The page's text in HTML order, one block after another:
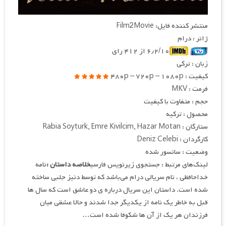
منتشر کننده فایل: Film2Movie
ژانر : درام
۶٫۲/۱۰ از ۴۱۲ رای
زبان : ترکی
کیفیت : ۴۸۰p – ۷۲۰p – ۱۰۸۰p
فرمت : MKV
حجم : متفاوت با کیفیت
محصول : ترکیه
ستارگان : Rabia Soyturk, Emre Kivilcim, Hazar Motan
کارگردان : Deniz Celebi
وضعیت : سانسور شده
لینک‌های مرتبط : جستجوی زیرنویس فارسیخلاصه داستان :نامه
خداحافظی ، نام سریالی درام می‌باشد که توسط دنیز جلبی ساخته
شده است. داستان این سریال درباره ی دو عاشق است که سال ها
قبل به خاطر یک نامه از یکدیگر جدا شدند و حالا عشقی میان
فرزندان هر یک از آن ها شکوفا شده است…